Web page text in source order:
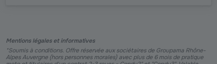
Mentions légales et informatives
*Soumis à conditions. Offre réservée aux sociétaires de Groupama Rhône-
Alpes Auvergne (hors personnes morales) avec plus de 6 mois de pratique